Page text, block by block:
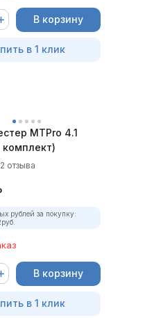
В корзину
в 1 клик
MTPro 4.1
комплект)
2 отзыва
рублей за покупку:
руб.
В корзину
в 1 клик